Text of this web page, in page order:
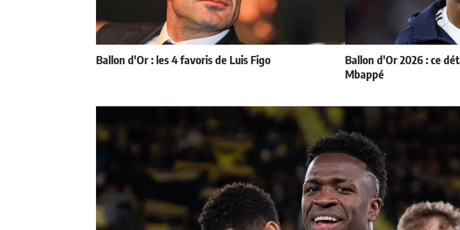
Ballon d'Or : les 4 favoris de Luis Figo
Ballon d'Or 2026 : ce
Mbappé